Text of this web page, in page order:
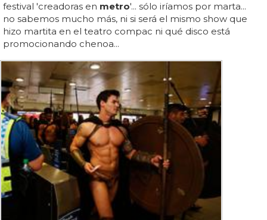
festival 'creadoras en metro'... sólo iríamos por marta...
no sabemos mucho más, ni si será el mismo show que
hizo martita en el teatro compac ni qué disco está
promocionando chenoa...